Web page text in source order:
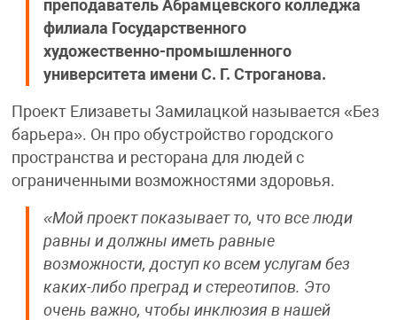
преподаватель Абрамцевского колледжа
филиала Государственного
художественно-промышленного
университета имени С. Г. Строганова.
Проект Елизаветы Замилацкой называется «Без
барьера». Он про обустройство городского
пространства и ресторана для людей с
ограниченными возможностями здоровья.
«Мой проект показывает то, что все люди
равны и должны иметь равные
возможности, доступ ко всем услугам без
каких-либо преград и стереотипов. Это
очень важно, чтобы инклюзия в нашей